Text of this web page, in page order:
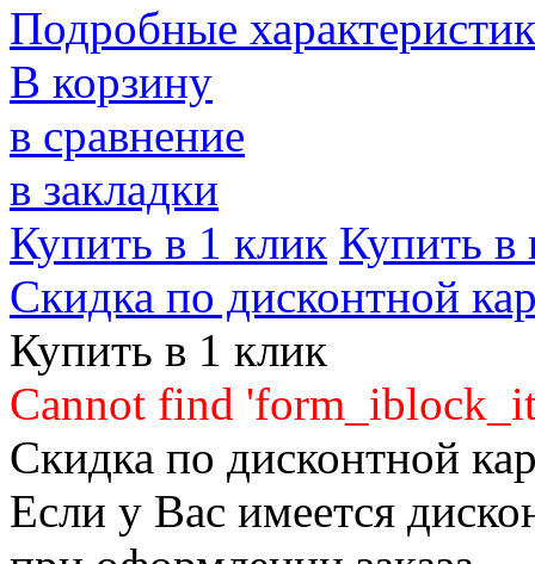
Подробные
В корзину
в сравнение
в закладки
Купить в 1 клик Купить в
Скидка по дисконтной
Купить в 1 клик
Cannot find
Скидка по дисконтной
Если у Вас имеется